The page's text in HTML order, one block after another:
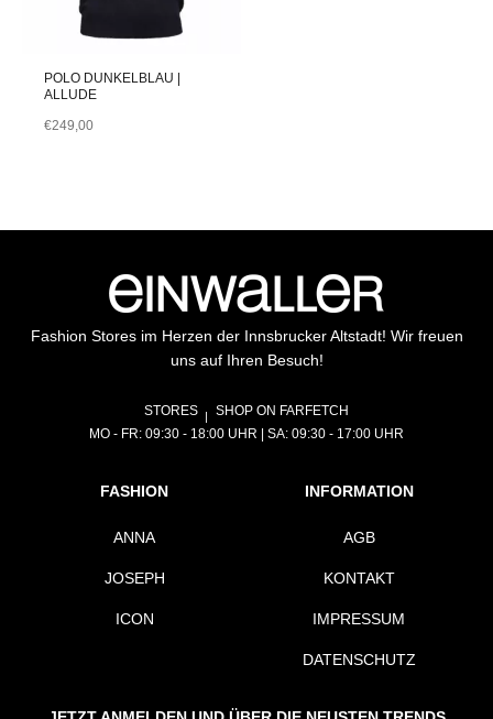
POLO DUNKELBLAU |
ALLUDE
€249,00
Fashion Stores im Herzen der Innsbrucker Altstadt! Wir freuen
uns auf Ihren Besuch!
STORES
SHOP ON FARFETCH
MO - FR: 09:30 - 18:00 UHR | SA: 09:30 - 17:00 UHR
FASHION
ANNA
JOSEPH
ICON
INFORMATION
AGB
KONTAKT
IMPRESSUM
DATENSCHUTZ